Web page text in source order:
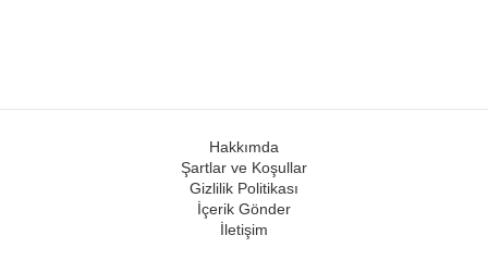
Hakkımda
Şartlar ve Koşullar
Gizlilik Politikası
İçerik Gönder
İletişim